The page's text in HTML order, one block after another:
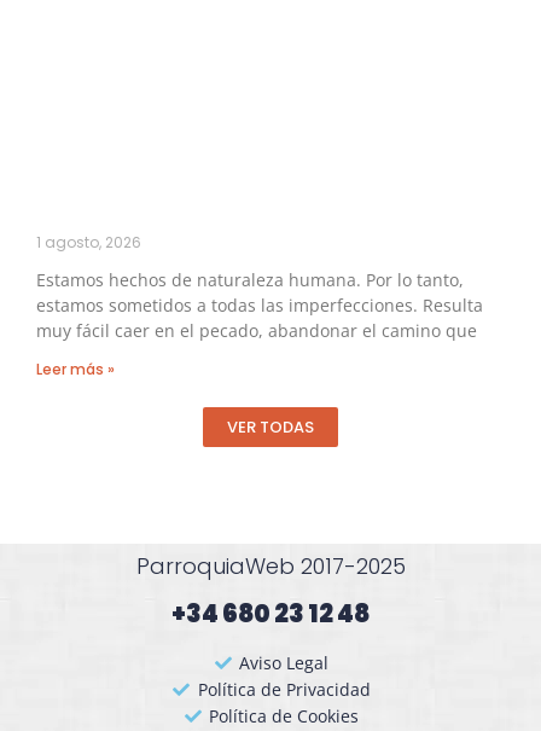
1 agosto, 2026
Estamos hechos de naturaleza humana. Por lo tanto,
estamos sometidos a todas las imperfecciones. Resulta
muy fácil caer en el pecado, abandonar el camino que
Leer más »
VER TODAS
ParroquiaWeb 2017-2025
+34 680 23 12 48​
Aviso Legal
Política de Privacidad
Política de Cookies